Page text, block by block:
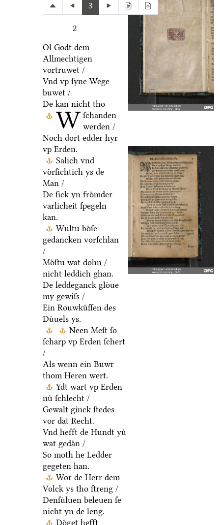
3
2
W
Ol Godt dem
Allmechtigen
vortruwet /
Vnd vp ſyne Wege
buwet /
De kan nicht tho
ſchanden
werden /
Noch dort edder hyr
vp Erden.
Salich vnd
voͤrſichtich ys de
Man /
De ſick yn froͤmder
varlicheit ſpegeln
kan.
Wultu boͤſe
gedancken vorſchlan
/
Moͤſtu wat dohn /
nicht leddich ghan.
De leddeganck gloͤue
my gewiſs /
Ein Rouwkuͤſſen des
Duͤuels ys.
Neen Meſt ſo
ſcharp vp Erden ſchert
/
Als wenn ein Buwr
thom Heren wert.
Ydt wart vp Erden
nuͤ ſchlecht /
Gewalt ginck ſtedes
vor dat Recht.
Vnd hefft de Hundt yuͤ
wat gedaͤn /
So moth he Ledder
gegeten han.
Wor de Herr dem
Volck ys tho ſtreng /
Denſuͤluen beleuen ſe
nicht yn de leng.
Doͤget hefft